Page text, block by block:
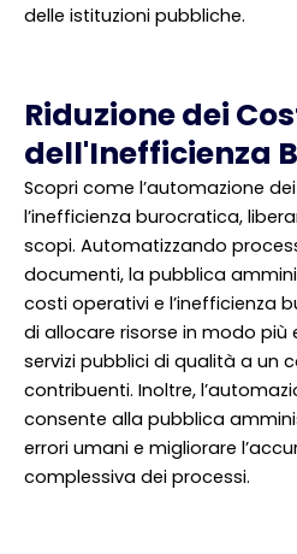
delle istituzioni pubbliche.
Riduzione dei
dell'Inefficienza
Scopri come l’automazione
l’inefficienza burocratica,
scopi. Automatizzando
documenti, la pubblica
costi operativi e l’inefficienza
di allocare risorse in modo più
servizi pubblici di qualità a un
contribuenti. Inoltre,
consente alla pubblica
errori umani e migliorare
complessiva dei processi.